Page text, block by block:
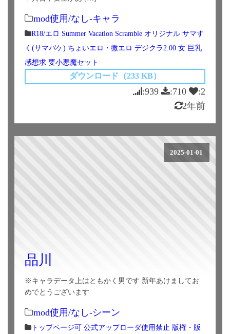
mod使用/なし-キャラ
R18/エロ Summer Vacation Scramble オリジナル サマす
く(サマバケ) ちょいエロ・微エロ デジクラ2.00 女 巨乳
感想求 要小悪魔セット
ダウンロード（233 KB）
:939 :710
:2
2年前
2025-01-01
品川
※キャラデータ上はともかく男です 新年あけましてお
めでとうございます
mod使用/なし-シーン
トップページ可 公式アップローダ使用禁止 版権・版